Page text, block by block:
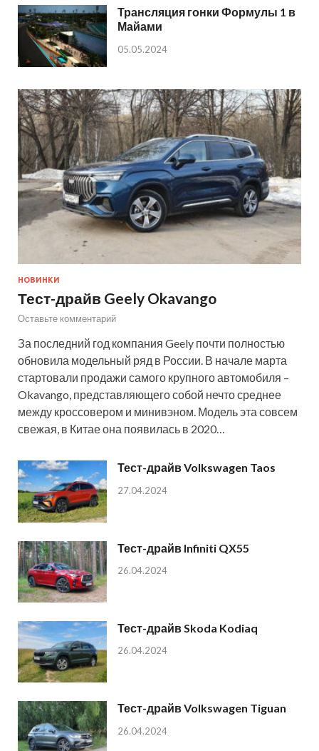
Трансляция гонки Формулы 1 в
Майами
05.05.2024
НОВИНКИ
Тест-драйв Geely Okavango
Оставьте комментарий
За последний год компания Geely почти полностью
обновила модельный ряд в России. В начале марта
стартовали продажи самого крупного автомобиля –
Okavango, представляющего собой нечто среднее
между кроссовером и минивэном. Модель эта совсем
свежая, в Китае она появилась в 2020…
Тест-драйв Volkswagen Taos
27.04.2024
Тест-драйв Infiniti QX55
26.04.2024
Тест-драйв Skoda Kodiaq
26.04.2024
Тест-драйв Volkswagen Tiguan
26.04.2024